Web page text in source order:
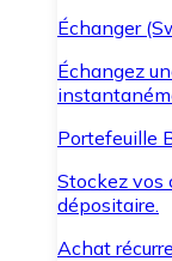
Échanger
Échangez
Portefeuille
Stockez vos
dépositaire.
Achat